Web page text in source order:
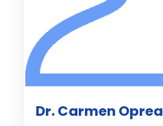
Dr. Carmen Oprea